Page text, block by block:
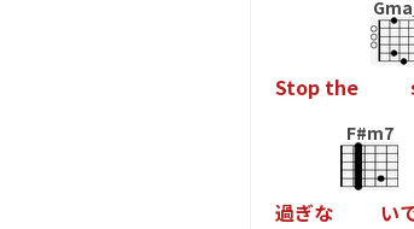
Stop the
過ぎな
F#m7
い